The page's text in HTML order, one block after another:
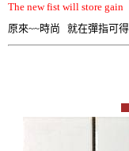
The new fist will store
原來~~時尚 就在彈指可得